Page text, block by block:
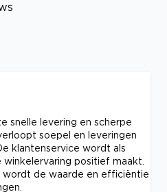
snelle levering en scherpe
soepel en leveringen
klantenservice wordt als
positief maakt.
de waarde en efficiëntie